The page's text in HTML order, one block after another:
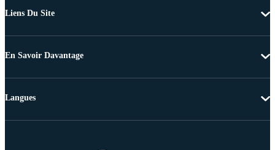
Liens Du Site
En Savoir Davantage
Langues